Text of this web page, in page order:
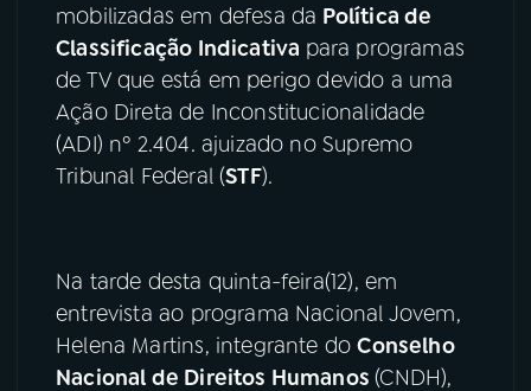
06VIDEOCASTS
07
ACOMPANHE A RÁDIO NACIONAL
YouTube Facebook
mobilizadas em defesa da Política de
Classificação Indicativa para programas
de TV que está em perigo devido a uma
Ação Direta de Inconstitucionalidade
(ADI) nº 2.404. ajuizado no Supremo
Tribunal Federal (STF).
Na tarde desta quinta-feira(12), em
entrevista ao programa Nacional Jovem,
Helena Martins, integrante doConselho
Nacional de Direitos Humanos(CNDH),